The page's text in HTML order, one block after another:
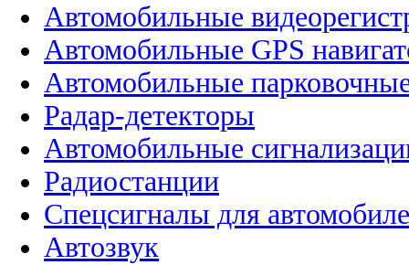
Автомобильные
Автомобильные GPS
Автомобильные
Радар-детекторы
Автомобильные
Радиостанции
Спецсигналы для
Автозвук